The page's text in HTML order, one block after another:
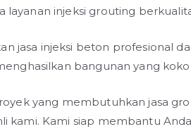
layanan injeksi grouting
jasa injeksi beton profesional
bangunan yang
yang membutuhkan jasa
kami. Kami siap membantu